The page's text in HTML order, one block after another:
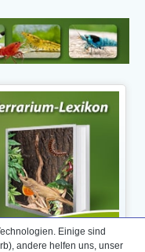
Einige sind
andere helfen uns, unser